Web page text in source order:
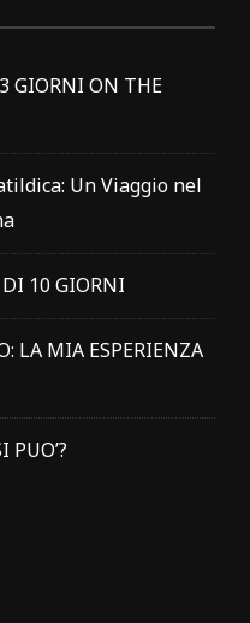
GIORNI ON THE
Un Viaggio nel
10 GIORNI
LA MIA ESPERIENZA
PUO’?